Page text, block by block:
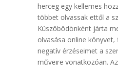
herceg egy kellemes
többet olvassak ettől a
Küszöbödönként járta
olvasása online
negatív érzéseimet a
műveire vonatkozóan.